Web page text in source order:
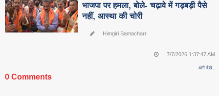
भाजपा पर हमला, बोले- चढ़ावे में गड़बड़ी पैसे
नहीं, आस्था की चोरी
Himgiri Samacharr
7/7/2026 1:37:47 AM
आगे देखे..
0 Comments